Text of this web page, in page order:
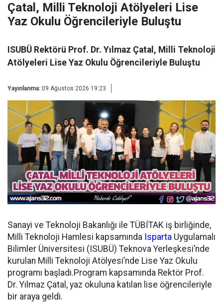
Çatal, Milli Teknoloji Atölyeleri Lise
Yaz Okulu Öğrencileriyle Buluştu
ISUBÜ Rektörü Prof. Dr. Yılmaz Çatal, Milli Teknoloji
Atölyeleri Lise Yaz Okulu Öğrencileriyle Buluştu
Yayınlanma: 09 Ağustos 2026 19:23
Sanayi ve Teknoloji Bakanlığı ile TÜBİTAK iş birliğinde,
Milli Teknoloji Hamlesi kapsamında Isparta Uygulamalı
Bilimler Üniversitesi (ISUBÜ) Teknova Yerleşkesi’nde
kurulan Milli Teknoloji Atölyesi’nde Lise Yaz Okulu
programı başladı.Program kapsamında Rektör Prof.
Dr. Yılmaz Çatal, yaz okuluna katılan lise öğrencileriyle
bir araya geldi.